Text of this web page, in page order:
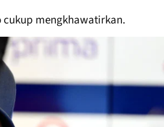
mengkhawatirkan.